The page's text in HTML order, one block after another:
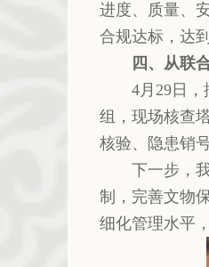
进度、质量、
合规达标，达
四、从联
4月29日
组，现场核查
核验、隐患销
下一步，
制，完善文物
细化管理水平